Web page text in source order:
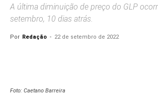
A última diminuição de preço do GLP
setembro, 10 dias atrás.
Por Redação - 22 de setembro de 2022
Foto: Caetano Barreira